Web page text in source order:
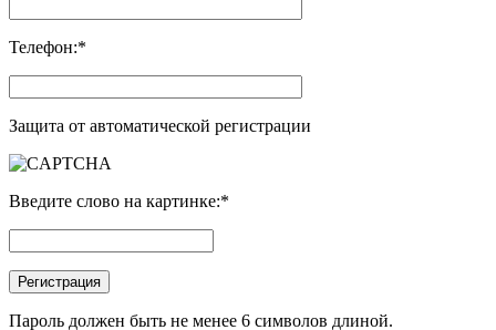
Телефон:*
Защита от автоматической регистрации
Введите слово на картинке:*
Пароль должен быть не менее 6 символов длиной.